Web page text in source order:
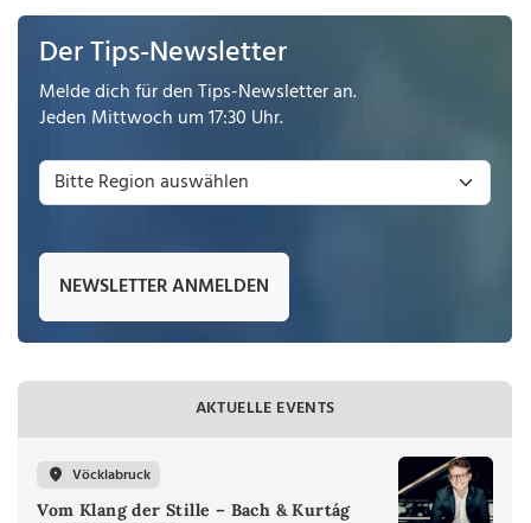
Der Tips-Newsletter
Melde dich für den Tips-Newsletter an.
Jeden Mittwoch um 17:30 Uhr.
NEWSLETTER ANMELDEN
AKTUELLE EVENTS
Vöcklabruck
Vom Klang der Stille – Bach & Kurtág